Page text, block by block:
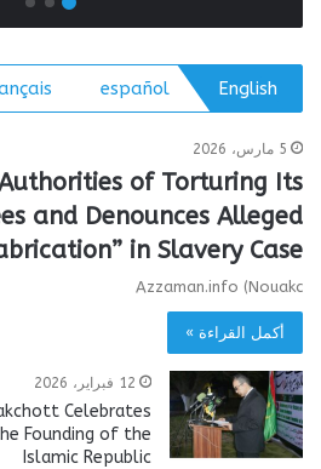
English
español
5 مارس، 2026
Authorities of Torturing Its
and Denounces Alleged
in Slavery Case
Azzaman.info (Nouakc
أكمل القراءة »
12 فبراير، 2026
Celebrates
Founding of the
Islamic Republic